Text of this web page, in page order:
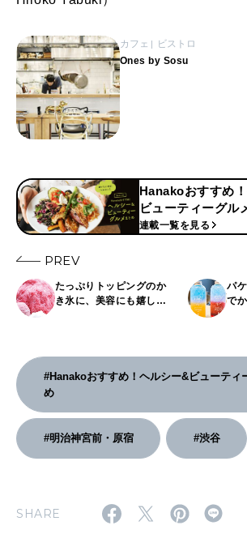
カフェ ビストロ
Ones by Sosu
Hanakoおすすめ
ビューティーグル
連載一覧を見る
PREV
たっぷりトッピングのか
き氷に、美容にも嬉しい
パ
で
#Hanakoおすすめ！ヘルシー&ビューティ
め
#明治神宮前・原宿 #渋谷
SHARE